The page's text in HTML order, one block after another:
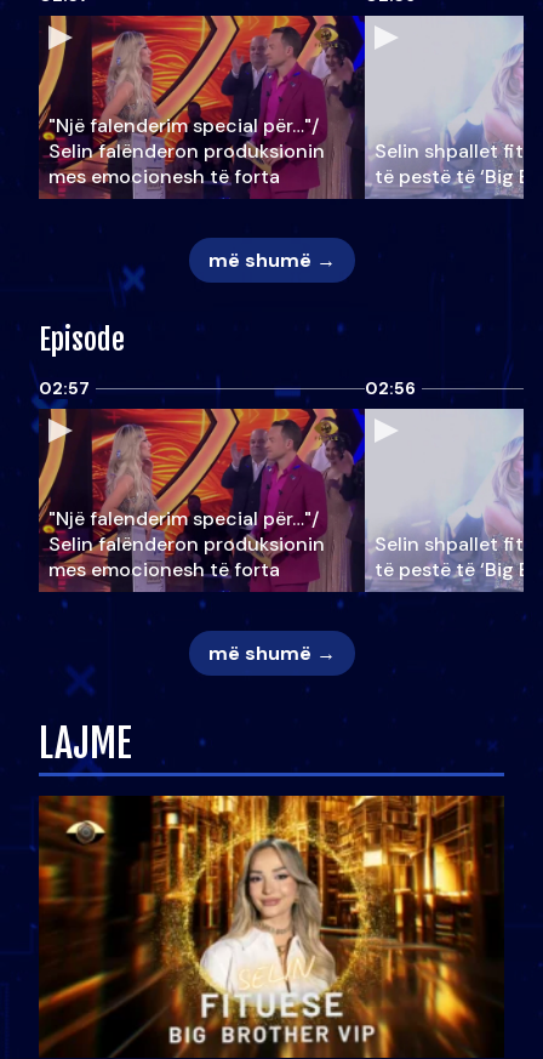
"Një falenderim special për…"/
Selin falënderon produksionin
mes emocionesh të forta
Selin shpallet
të pestë të ‘Big
më shumë →
Episode
02:57
"Një falenderim special për…"/
Selin falënderon produksionin
mes emocionesh të forta
02:56
Selin shpallet
të pestë të ‘Big
më shumë →
LAJME